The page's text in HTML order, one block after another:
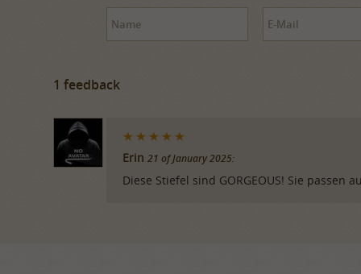
1 feedback
Erin 21 of January 2025:
Diese Stiefel sind GORGEOUS! Sie passen